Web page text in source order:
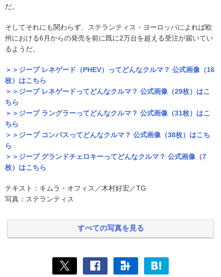
だ。
そしてそれにも関わらず、ステランティス・ヨーロッパによれば欧
州における6月からの発売を前に既に2万台を超える受注が届いてい
るようだ。
＞＞ジープ レネゲード（PHEV）ってどんなクルマ？ 公式画像（16
枚）はこちら
＞＞ジープ レネゲードってどんなクルマ？ 公式画像（29枚）はこ
ちら
＞＞ジープ ラングラーってどんなクルマ？ 公式画像（31枚）はこ
ちら
＞＞ジープ コンパスってどんなクルマ？ 公式画像（38枚）はこち
ら
＞＞ジープ グランドチェロキーってどんなクルマ？ 公式画像（7
枚）はこちら
テキスト：キムラ・オフィス／木村好宏／TG
写真：ステランティス
すべての写真を見る